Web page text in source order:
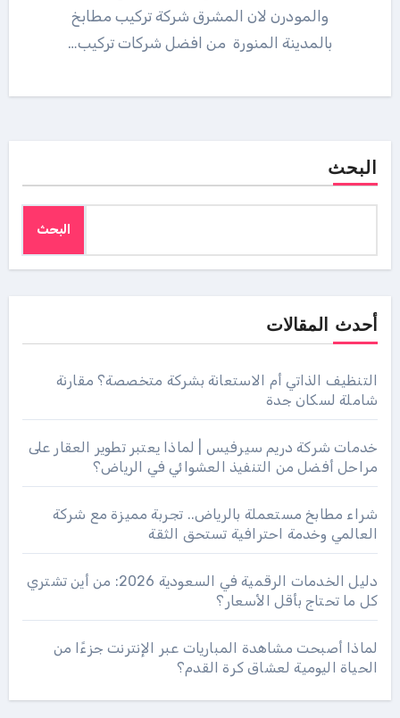
والمودرن لان المشرق شركة تركيب مطابخ
بالمدينة المنورة من افضل شركات تركيب…
البحث
البحث
أحدث المقالات
التنظيف الذاتي أم الاستعانة بشركة متخصصة؟ مقارنة
شاملة لسكان جدة
خدمات شركة دريم سيرفيس | لماذا يعتبر تطوير العقار على
مراحل أفضل من التنفيذ العشوائي في الرياض؟
شراء مطابخ مستعملة بالرياض.. تجربة مميزة مع شركة
العالمي وخدمة احترافية تستحق الثقة
دليل الخدمات الرقمية في السعودية 2026: من أين تشتري
كل ما تحتاج بأقل الأسعار؟
لماذا أصبحت مشاهدة المباريات عبر الإنترنت جزءًا من
الحياة اليومية لعشاق كرة القدم؟